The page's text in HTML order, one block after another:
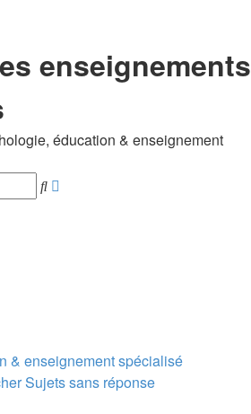
enseignements
éducation & enseignement
Rechercher
& enseignement spécialisé
Sujets sans réponse